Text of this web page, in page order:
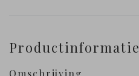
Productinformatie
Omschrijving